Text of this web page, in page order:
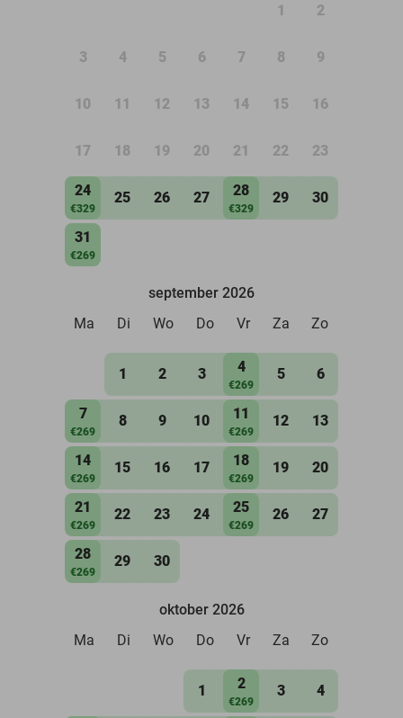
1 2
3 4 5 6 7 8 9
10 11 12 13 14 15 16
17 18 19 20 21 22 23
24
€329
25 26 27 28
€329
29 30
31
€269
september 2026
Ma
Di Wo Do Vr Za Zo
1 2 3 4
€269
5 6
7
€269
8 9 10 11
€269
12 13
14
€269
15 16 17 18
€269
19 20
21
€269
22 23 24 25
€269
26 27
28
€269
29 30
oktober 2026
Ma
Di Wo Do Vr Za Zo
1 2
€269
3 4